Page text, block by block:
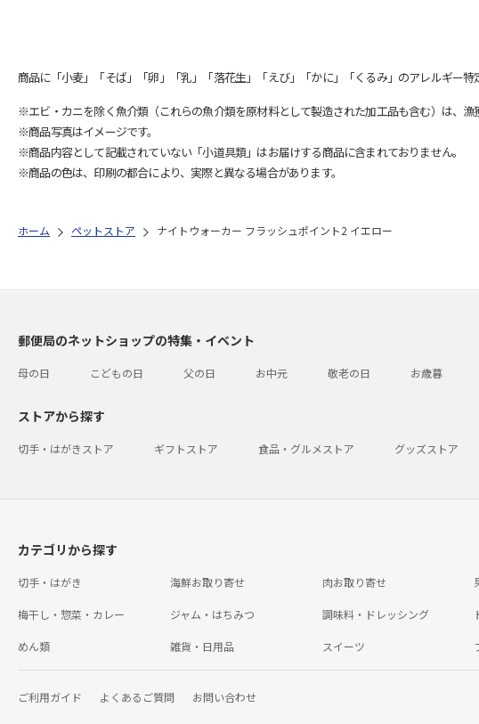
商品に「小麦」「そば」「卵」「乳」「落花生」「えび」「かに」「くるみ」のアレルギー特
※エビ・カニを除く魚介類（これらの魚介類を原材料として製造された加工品も含む）は、
※商品写真はイメージです。
※商品内容として記載されていない「小道具類」はお届けする商品に含まれておりません。
※商品の色は、印刷の都合により、実際と異なる場合があります。
ホーム ペットストア ナイトウォーカー フラッシュポイント2 イエロー
郵便局のネットショップの特集・イベント
母の日 こどもの日 父の日 お中元 敬老の日 お歳暮
ストアから探す
切手・はがきストア ギフトストア 食品・グルメストア グッズストア
カテゴリから探す
切手・はがき 海鮮お取り寄せ 肉お取り寄せ
梅干し・惣菜・カレー ジャム・はちみつ 調味料・ドレッシング
めん類 雑貨・日用品 スイーツ
ご利用ガイド よくあるご質問 お問い合わせ